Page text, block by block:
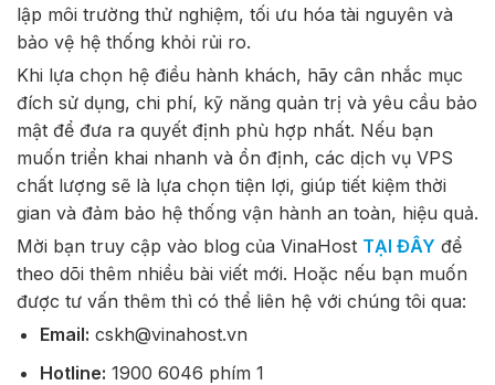
lập môi trường thử nghiệm, tối ưu hóa tài nguyên và
bảo vệ hệ thống khỏi rủi ro.
Khi lựa chọn hệ điều hành khách, hãy cân nhắc mục
đích sử dụng, chi phí, kỹ năng quản trị và yêu cầu bảo
mật để đưa ra quyết định phù hợp nhất. Nếu bạn
muốn triển khai nhanh và ổn định, các dịch vụ VPS
chất lượng sẽ là lựa chọn tiện lợi, giúp tiết kiệm thời
gian và đảm bảo hệ thống vận hành an toàn, hiệu quả.
Mời bạn truy cập vào blog của VinaHost TẠI ĐÂY để
theo dõi thêm nhiều bài viết mới. Hoặc nếu bạn muốn
được tư vấn thêm thì có thể liên hệ với chúng tôi qua:
Email: cskh@vinahost.vn
Hotline: 1900 6046 phím 1